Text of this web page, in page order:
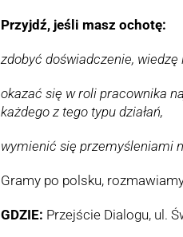
Przyjdź, jeśli masz ochotę:
zdobyć doświadczenie,
okazać się w roli pracownika
każdego z tego typu działań,
wymienić się przemyśleniami
Gramy po polsku,
GDZIE: Przejście Dialogu, ul.